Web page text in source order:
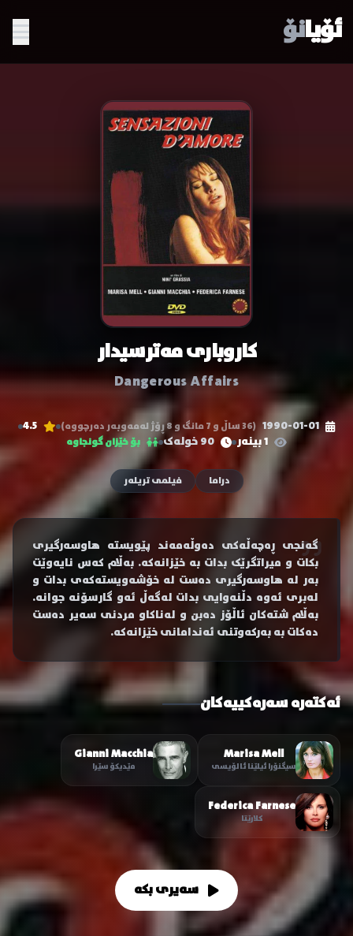
ئۆیانۆ
کاروباری مەترسیدار
Dangerous Affairs
1990-01-01 (36 ساڵ و 7 مانگ و 8 ڕۆژ لەمەوبەر دەرچووە)
4.5
1 بینەر
90 خولەک بۆ خێزان گونجاوە
دراما فیلمی تریلەر
گەنجی ڕەچەڵەکی دەوڵەمەند پێویستە هاوسەرگیری
بکات و میراتگرێک بدات بە خێزانەکە. بەڵام کەس نایەوێت
بەر لە هاوسەرگیری دەست لە خۆشەویستەکەی بدات و
لەبری ئەوە دڵنەوایی بدات لەگەڵ ئەو گارسۆنە جوانە.
بەڵام شتەکان ئاڵۆز دەبن و لەناکاو مردنی سەیر دەست
دەکات بە بەرکەوتنی ئەندامانی خێزانەکە.
ئەکتەرە سەرەکییەکان
Marisa Mell
سیگنۆرا ئیلێنا ئالۆیسی
Gianni Macchia
مێدیکۆ سێرا
Federica Farnese
کلارێتا
سەیری بکە